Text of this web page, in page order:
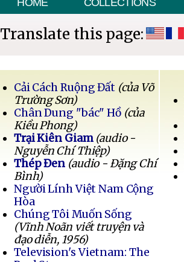
HOME COLLECTIONS
Translate this page:
Cải Cách Ruộng Đất (của Võ
Trường Sơn)
Chân Dung "bác" Hồ (của
Kiều Phong)
Trại Kiên Giam (audio -
Nguyễn Chí Thiệp)
Thép Đen (audio - Đặng Chí
Bình)
Người Lính Việt Nam Cộng
Hòa
Chúng Tôi Muốn Sống
(Vĩnh Noãn viết truyện và
đạo diễn, 1956)
Television's Vietnam: The